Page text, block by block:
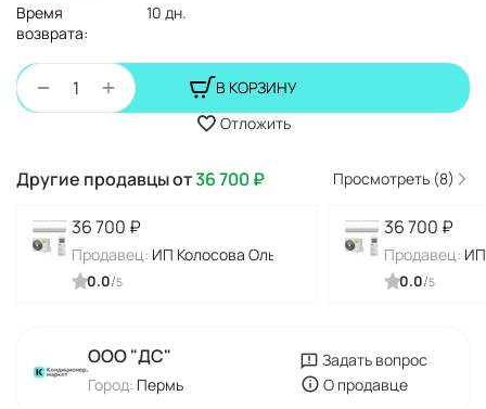
Время
возврата:
10 дн.
+
−
В КОРЗИНУ
Отложить
Другие продавцы от36 700₽ Просмотреть (8)
36 700 ₽
Продавец: ИП Колосова Ольга Алексеевна
0.0/5
36 700 ₽
Продавец:
0.0/5
ООО "ДC"
Город: Пермь
Задать вопрос
О продавце